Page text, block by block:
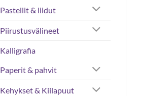
Pastellit & liidut
Piirustusvälineet
Kalligrafia
Paperit & pahvit
Kehykset & Kiilapuut